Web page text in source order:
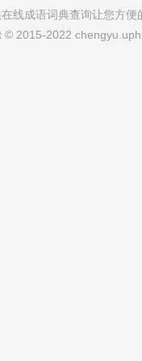
线成语词典查询让您方
© 2015-2022